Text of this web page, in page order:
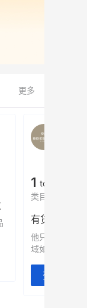
更多
月销
这家女装连锁
零售？